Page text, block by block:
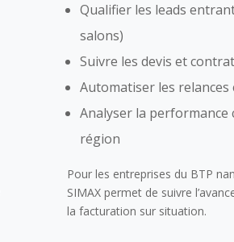
Qualifier les leads
salons)
Suivre les devis et
Automatiser les
Analyser la performance
région
Pour les entreprises du BTP
SIMAX permet de suivre
la facturation sur situation.